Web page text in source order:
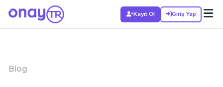
Kayıt Ol Giriş Yap
Blog